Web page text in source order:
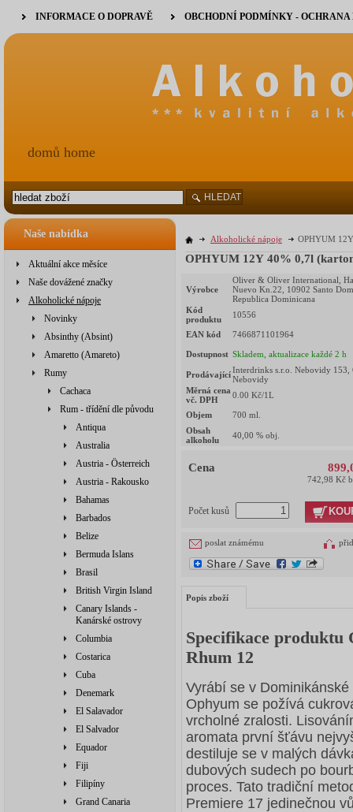
Naše nabídka
Aktuální akce měsíce
Naše dovážené značky
Alkoholické nápoje
Novinky
Absinthy (Absint)
Amaretto (Amareto)
Rumy
Cachaca
Rum - třídění dle původu
Antiqua
Australia
Austria - Österreich
Austria - Rakousko
Bahamas
Barbados
Belize
Bermuda Islans
Brasil
British Virgin Island
Canary Islands -
Kanárské ostrovy
Columbia
Costarica
Cuba
Denemark
El Salavador
El Salvador
Equador
Fiji
Filipíny
Grand Canaria
Alkoholické nápoje OPHYUM
OPHYUM 12Y 40% 0,7l
Výrobce
Oliver & Oliver International,
Nuevo Kn.22, 10902 Santo
Republica Dominicana
Kód
produktu
10556
EAN kód 7466871101964
Dostupnost Skladem, aktualizace každé 2 h
ProdávajícíInterdrinks s.r.o. Nebovidy 153,
Nebovidy
Měrná cena
vč. DPH
0.00 Kč/1L
Objem 700 ml.
Obsah
alkoholu
40,00 % obj.
Cena
742,98 Kč
Počet kusů
poslat známému
Popis zboží
Specifikace produktu
Rhum 12
Vyrábí se v
Ophyum se požívá
vrcholné zralosti.
aromata první šťávu
destiluje se v malých
dubových sudech po
proces. Tato tradiční
Premiere 17 jedinečnou
INFORMACE O DOPRAVĚ OBCHODNÍ PODMÍNKY -
domů home
HLEDAT